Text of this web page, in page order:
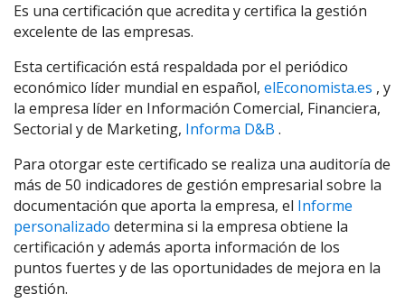
Es una certificación que acredita y certifica la gestión
excelente de las empresas.
Esta certificación está respaldada por el periódico
económico líder mundial en español, elEconomista.es , y
la empresa líder en Información Comercial, Financiera,
Sectorial y de Marketing, Informa D&B .
Para otorgar este certificado se realiza una auditoría de
más de 50 indicadores de gestión empresarial sobre la
documentación que aporta la empresa, el Informe
personalizado determina si la empresa obtiene la
certificación y además aporta información de los
puntos fuertes y de las oportunidades de mejora en la
gestión.